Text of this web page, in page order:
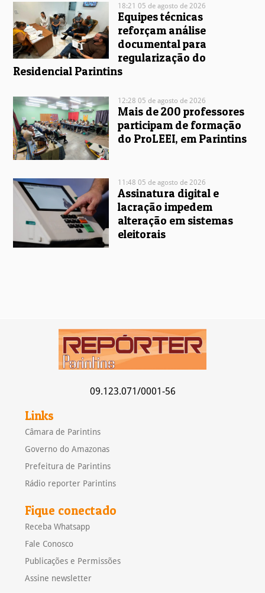
18:21 05 de agosto de 2026
Equipes técnicas
reforçam análise
documental para
regularização do
Residencial Parintins
12:28 05 de agosto de 2026
Mais de 200 professores
participam de formação
do ProLEEI, em Parintins
11:48 05 de agosto de 2026
Assinatura digital e
lacração impedem
alteração em sistemas
eleitorais
09.123.071/0001-56
Links
Câmara de Parintins
Governo do Amazonas
Prefeitura de Parintins
Rádio reporter Parintins
Fique conectado
Receba Whatsapp
Fale Conosco
Publicações e Permissões
Assine newsletter